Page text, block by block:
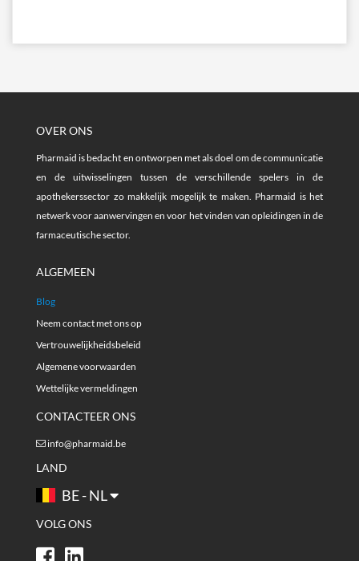
OVER ONS
Pharmaid is bedacht en ontworpen met als doel om de communicatie
en de uitwisselingen tussen de verschillende spelers in de
apothekerssector zo makkelijk mogelijk te maken. Pharmaid is het
netwerk voor aanwervingen en voor het vinden van opleidingen in de
farmaceutische sector.
ALGEMEEN
Blog
Neem contact met ons op
Vertrouwelijkheidsbeleid
Algemene voorwaarden
Wettelijke vermeldingen
CONTACTEER ONS
info@pharmaid.be
LAND
BE - NL
VOLG ONS